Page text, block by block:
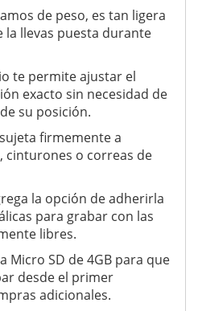
de peso, es tan ligera
la llevas puesta durante
te permite ajustar el
exacto sin necesidad de
su posición.
firmemente a
cinturones o correas de
la opción de adherirla
para grabar con las
libres.
Micro SD de 4GB para que
desde el primer
adicionales.